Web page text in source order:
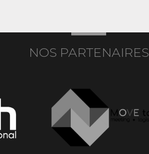
NOS PARTENAIRES